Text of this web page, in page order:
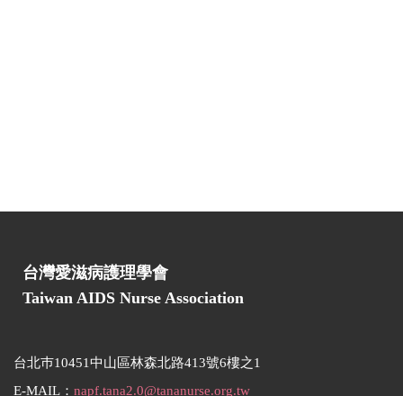
台灣愛滋病護理學會
Taiwan AIDS Nurse Association
台北巿10451中山區林森北路413號6樓之1
E-MAIL： napf.tana2.0@tananurse.org.tw